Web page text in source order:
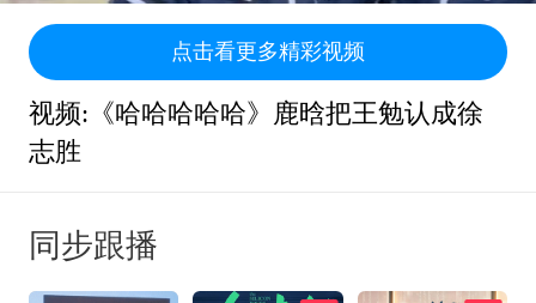
点击看更多精彩视频
视频:《哈哈哈哈哈》鹿晗把王勉认成徐
志胜
同步跟播